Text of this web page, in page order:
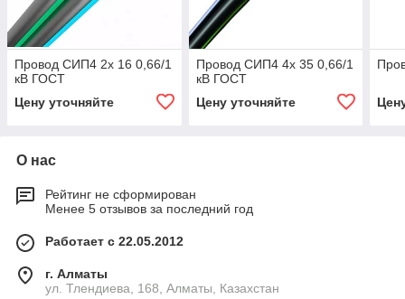
Провод СИП4 2х 16 0,66/1
кВ ГОСТ
Цену уточняйте
Провод СИП4 4х 35 0,66/1
кВ ГОСТ
Цену уточняйте
О нас
Рейтинг не сформирован
Менее 5 отзывов за последний год
Работает с 22.05.2012
г. Алматы
ул. Тлендиева, 168, Алматы, Казахстан